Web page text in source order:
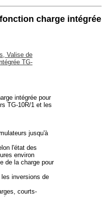
charge intégrée
intégrée pour
TG-10R/1 et les
jusqu'à
l'état des
environ
de la charge pour
inversions de
courts-